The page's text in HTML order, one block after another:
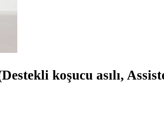
koşucu asılı,